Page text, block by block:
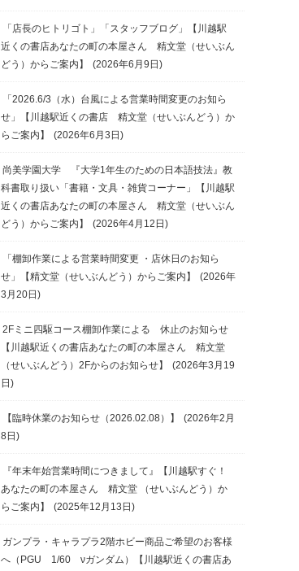
「店長のヒトリゴト」「スタッフブログ」【川越駅
近くの書店あなたの町の本屋さん 精文堂（せいぶん
どう）からご案内】
(2026年6月9日)
「2026.6/3（水）台風による営業時間変更のお知ら
せ」【川越駅近くの書店 精文堂（せいぶんどう）か
らご案内】
(2026年6月3日)
尚美学園大学 『大学1年生のための日本語技法』教
科書取り扱い「書籍・文具・雑貨コーナー」【川越駅
近くの書店あなたの町の本屋さん 精文堂（せいぶん
どう）からご案内】
(2026年4月12日)
「棚卸作業による営業時間変更 ・店休日のお知ら
せ」【精文堂（せいぶんどう）からご案内】
(2026年
3月20日)
2Fミニ四駆コース棚卸作業による 休止のお知らせ
【川越駅近くの書店あなたの町の本屋さん 精文堂
（せいぶんどう）2Fからのお知らせ】
(2026年3月19
日)
【臨時休業のお知らせ（2026.02.08）】
(2026年2月
8日)
『年末年始営業時間につきまして』【川越駅すぐ！
あなたの町の本屋さん 精文堂 （せいぶんどう）か
らご案内】
(2025年12月13日)
ガンプラ・キャラプラ2階ホビー商品ご希望のお客様
へ（PGU 1/60 νガンダム）【川越駅近くの書店あ